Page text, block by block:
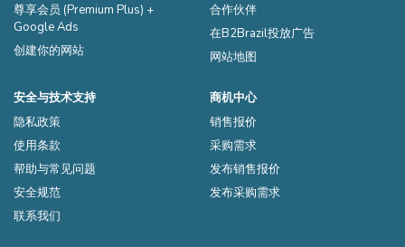
尊享会员 (Premium Plus) +
Google Ads
创建你的网站
合作伙伴
在B2Brazil投放广告
网站地图
安全与技术支持
隐私政策
使用条款
帮助与常见问题
安全规范
联系我们
商机中心
销售报价
采购需求
发布销售报价
发布采购需求